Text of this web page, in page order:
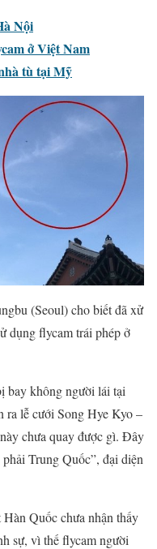
Nội
ở Việt Nam
tù tại Mỹ
(Seoul) cho biết đã xử
dụng flycam trái phép ở
bay không người lái tại
ra lễ cưới Song Hye Kyo –
chưa quay được gì. Đây
Trung Quốc”, đại diện
Quốc chưa nhận thấy
sự, vì thế flycam người